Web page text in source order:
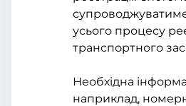
усього процесу
транспортного
Необхідна
наприклад,